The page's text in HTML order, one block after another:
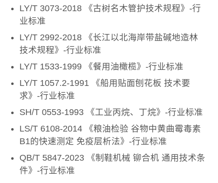
LY/T 3073-2018 《古树名木管护技术规程》-行
业标准
LY/T 2992-2018 《长江以北海岸带盐碱地造林
技术规程》-行业标准
LY/T 1533-1999 《餐用油橄榄》-行业标准
LY/T 1057.2-1991 《船用贴面刨花板 技术要
求》-行业标准
SH/T 0553-1993 《工业丙烷、丁烷》-行业标准
LS/T 6108-2014 《粮油检验 谷物中黄曲霉毒素
B1的快速测定 免疫层析法》-行业标准
QB/T 5847-2023 《制鞋机械 铆合机 通用技术条
件》-行业标准